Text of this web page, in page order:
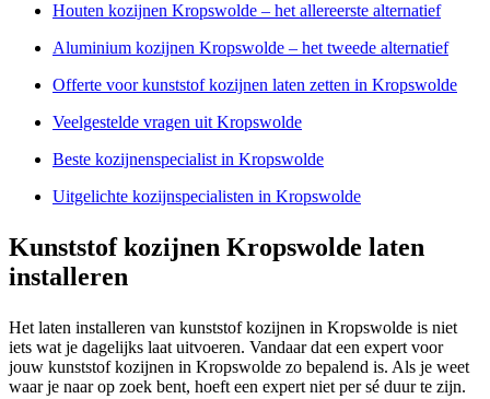
Houten kozijnen Kropswolde – het allereerste alternatief
Aluminium kozijnen Kropswolde – het tweede alternatief
Offerte voor kunststof kozijnen laten zetten in Kropswolde
Veelgestelde vragen uit Kropswolde
Beste kozijnenspecialist in Kropswolde
Uitgelichte kozijnspecialisten in Kropswolde
Kunststof kozijnen Kropswolde laten
installeren
Het laten installeren van kunststof kozijnen in Kropswolde is niet
iets wat je dagelijks laat uitvoeren. Vandaar dat een expert voor
jouw kunststof kozijnen in Kropswolde zo bepalend is. Als je weet
waar je naar op zoek bent, hoeft een expert niet per sé duur te zijn.